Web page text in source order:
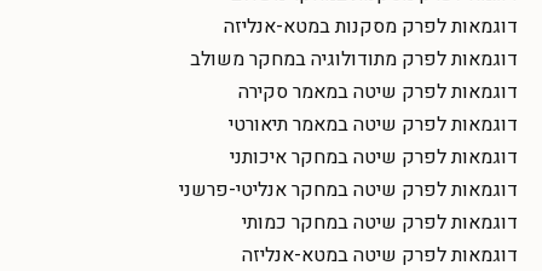
דוגמאות לפרק מסקנות במטא-אנליזה
דוגמאות לפרק מתודולוגיה במחקר משולב
דוגמאות לפרק שיטה במאמר סקירה
דוגמאות לפרק שיטה במאמר תיאורטי
דוגמאות לפרק שיטה במחקר איכותני
דוגמאות לפרק שיטה במחקר אנליטי-פרשני
דוגמאות לפרק שיטה במחקר כמותי
דוגמאות לפרק שיטה במטא-אנליזה